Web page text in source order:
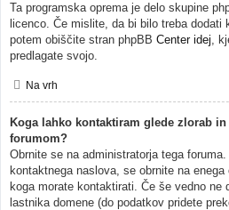
Ta programska oprema je delo skupine
licenco. Če mislite, da bi bilo treba dodati
potem obiščite stran phpBB Center idej,
predlagate svojo.
Na vrh
Koga lahko kontaktiram glede zlorab
forumom?
Obrnite se na administratorja tega
kontaktnega naslova, se obrnite na
koga morate kontaktirati. Če še vedno ne
lastnika domene (do podatkov pridete